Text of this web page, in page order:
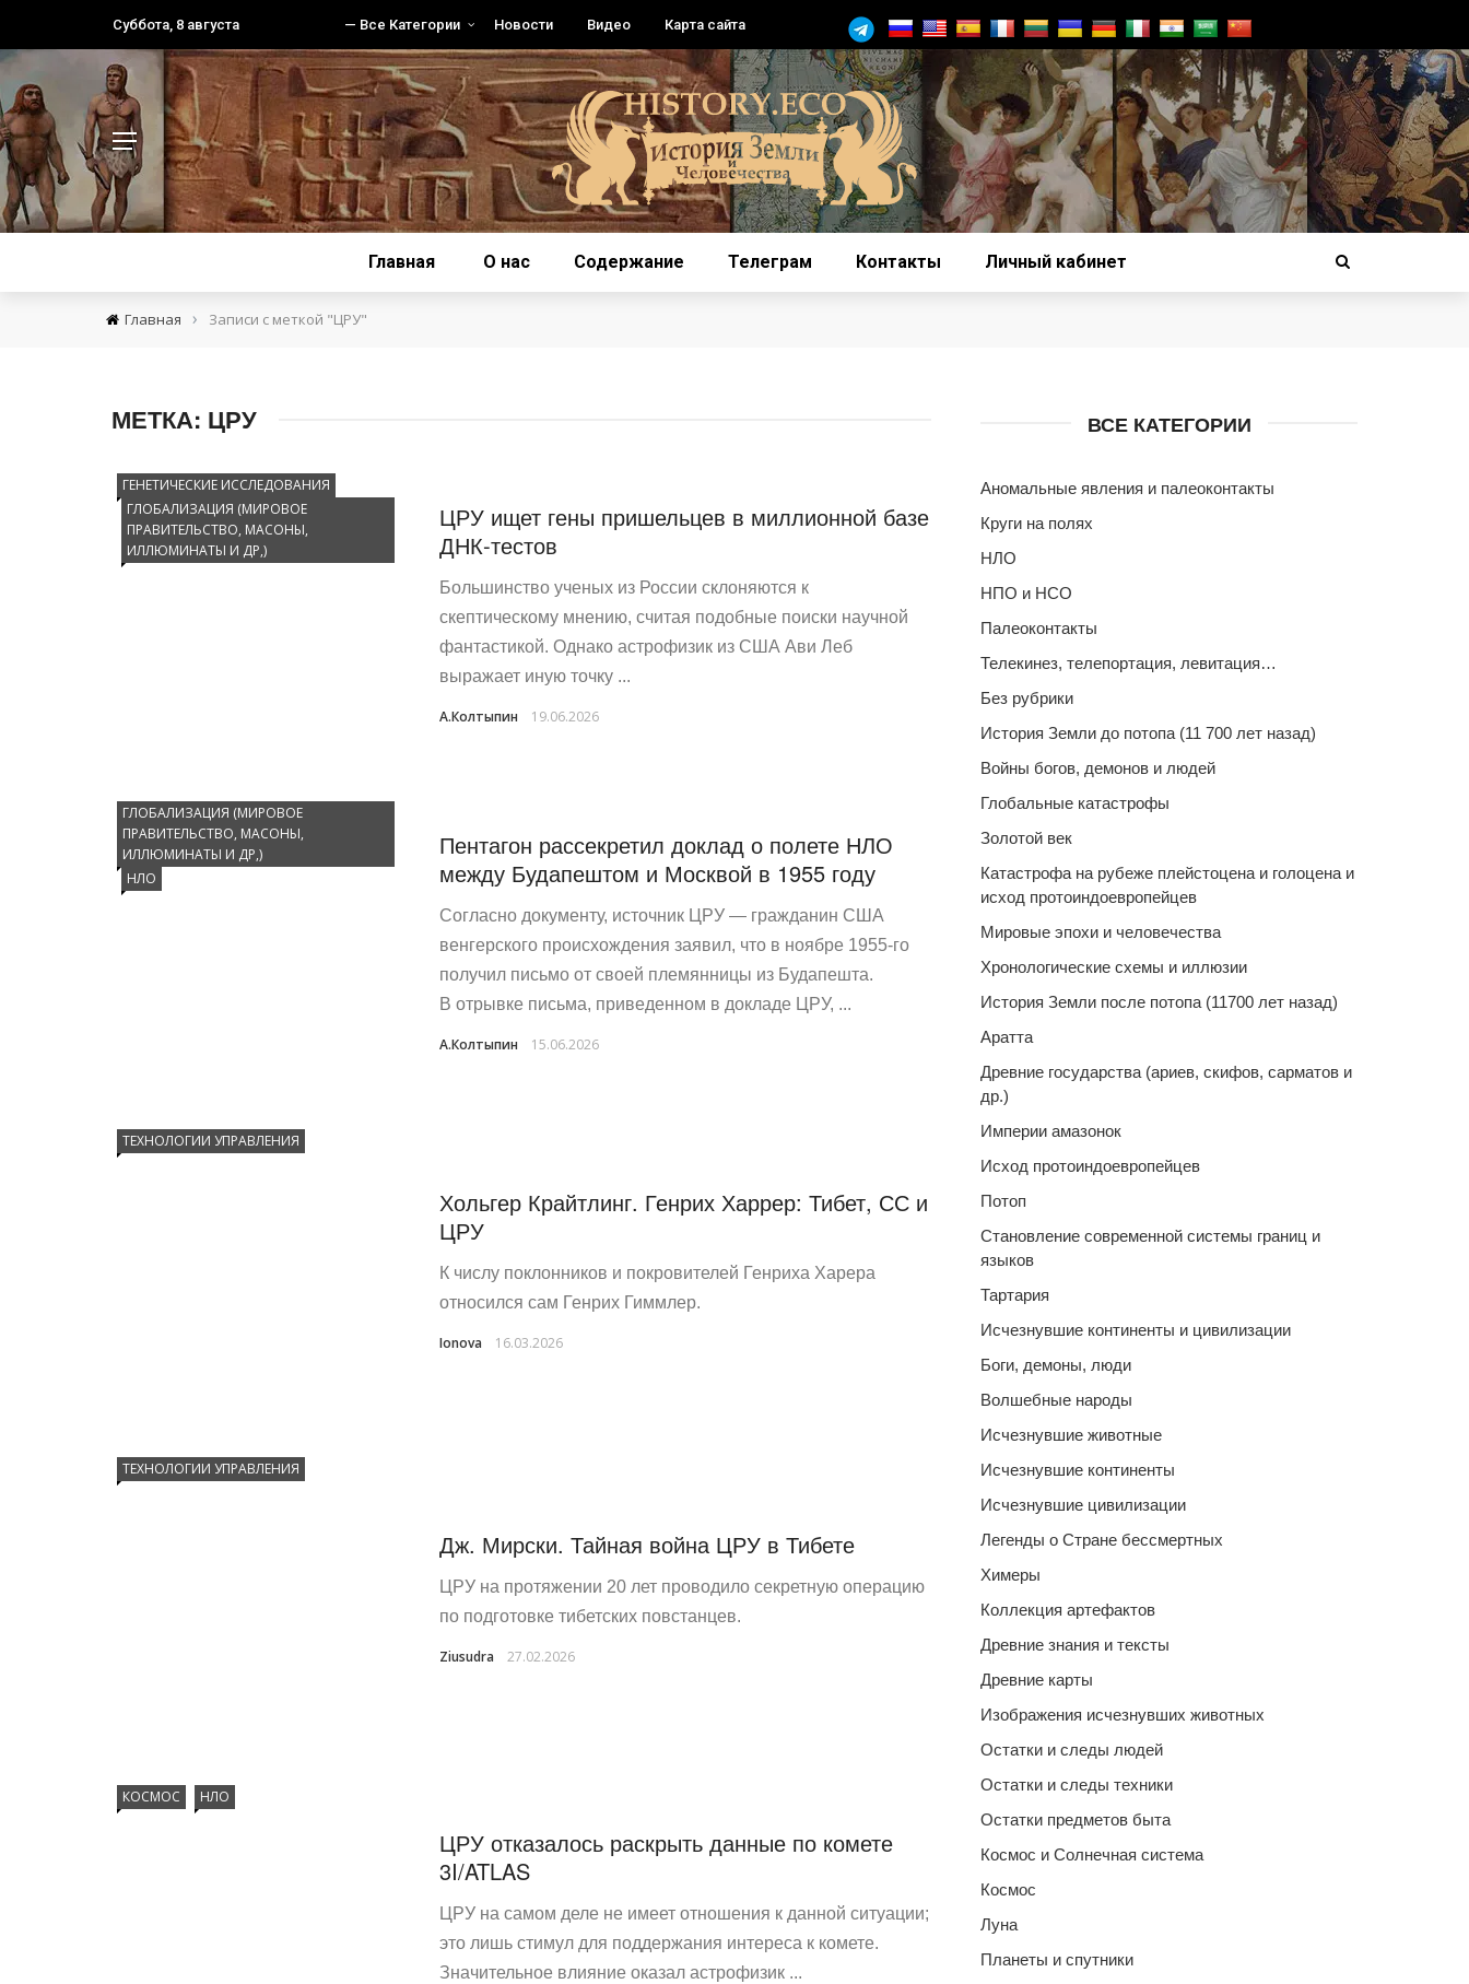
Суббота, 8 августа — Все Категории Новости Видео Карта сайта
Главная О нас Содержание Телеграм Контакты Личный кабинет
Главная › Записи с меткой "ЦРУ"
МЕТКА: ЦРУ
ГЕНЕТИЧЕСКИЕ ИССЛЕДОВАНИЯ
ГЛОБАЛИЗАЦИЯ (МИРОВОЕ
ПРАВИТЕЛЬСТВО, МАСОНЫ,
ИЛЛЮМИНАТЫ И ДР,)
ЦРУ ищет гены пришельцев в миллионной базе
ДНК-тестов
Большинство ученых из России склоняются к
скептическому мнению, считая подобные поиски научной
фантастикой. Однако астрофизик из США Ави Леб
выражает иную точку ...
А.Колтыпин 19.06.2026
ГЛОБАЛИЗАЦИЯ (МИРОВОЕ
ПРАВИТЕЛЬСТВО, МАСОНЫ,
ИЛЛЮМИНАТЫ И ДР,)
НЛО
Пентагон рассекретил доклад о полете НЛО
между Будапештом и Москвой в 1955 году
Согласно документу, источник ЦРУ — гражданин США
венгерского происхождения заявил, что в ноябре 1955-го
получил письмо от своей племянницы из Будапешта.
В отрывке письма, приведенном в докладе ЦРУ, ...
А.Колтыпин 15.06.2026
ТЕХНОЛОГИИ УПРАВЛЕНИЯ
Хольгер Крайтлинг. Генрих Харрер: Тибет, СС и
ЦРУ
К числу поклонников и покровителей Генриха Харера
относился сам Генрих Гиммлер.
Ionova 16.03.2026
ТЕХНОЛОГИИ УПРАВЛЕНИЯ
Дж. Мирски. Тайная война ЦРУ в Тибете
ЦРУ на протяжении 20 лет проводило секретную операцию
по подготовке тибетских повстанцев.
Ziusudra 27.02.2026
КОСМОС НЛО
ЦРУ отказалось раскрыть данные по комете
3I/ATLAS
ЦРУ на самом деле не имеет отношения к данной ситуации;
это лишь стимул для поддержания интереса к комете.
Значительное влияние оказал астрофизик ...
ВСЕ КАТЕГОРИИ
Аномальные явления и палеоконтакты
Круги на полях
НЛО
НПО и НСО
Палеоконтакты
Телекинез, телепортация, левитация…
Без рубрики
История Земли до потопа (11 700 лет назад)
Войны богов, демонов и людей
Глобальные катастрофы
Золотой век
Катастрофа на рубеже плейстоцена и голоцена и
исход протоиндоевропейцев
Мировые эпохи и человечества
Хронологические схемы и иллюзии
История Земли после потопа (11700 лет назад)
Аратта
Древние государства (ариев, скифов, сарматов и
др.)
Империи амазонок
Исход протоиндоевропейцев
Потоп
Становление современной системы границ и
языков
Тартария
Исчезнувшие континенты и цивилизации
Боги, демоны, люди
Волшебные народы
Исчезнувшие животные
Исчезнувшие континенты
Исчезнувшие цивилизации
Легенды о Стране бессмертных
Химеры
Коллекция артефактов
Древние знания и тексты
Древние карты
Изображения исчезнувших животных
Остатки и следы людей
Остатки и следы техники
Остатки предметов быта
Космос и Солнечная система
Космос
Луна
Планеты и спутники